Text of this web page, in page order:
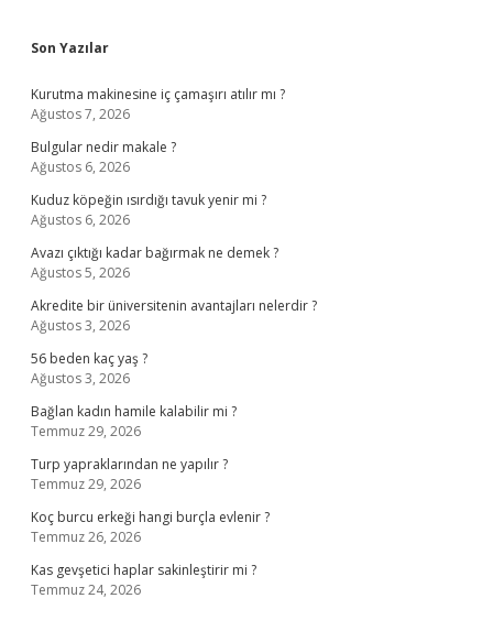
Sidebar
Son Yazılar
Kurutma makinesine iç çamaşırı atılır mı ?
Ağustos 7, 2026
Bulgular nedir makale ?
Ağustos 6, 2026
Kuduz köpeğin ısırdığı tavuk yenir mi ?
Ağustos 6, 2026
Avazı çıktığı kadar bağırmak ne demek ?
Ağustos 5, 2026
Akredite bir üniversitenin avantajları nelerdir ?
Ağustos 3, 2026
56 beden kaç yaş ?
Ağustos 3, 2026
Bağlan kadın hamile kalabilir mi ?
Temmuz 29, 2026
Turp yapraklarından ne yapılır ?
Temmuz 29, 2026
Koç burcu erkeği hangi burçla evlenir ?
Temmuz 26, 2026
Kas gevşetici haplar sakinleştirir mi ?
Temmuz 24, 2026